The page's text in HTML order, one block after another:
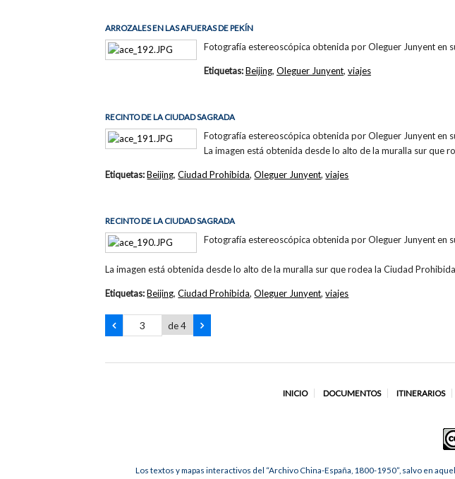
ARROZALES EN LAS AFUERAS DE PEKÍN
Fotografía estereoscópica obtenida por Oleguer Junyent en
Etiquetas:Beijing, Oleguer Junyent, viajes
RECINTO DE LA CIUDAD SAGRADA
Fotografía estereoscópica obtenida por Oleguer Junyent en
La imagen está obtenida desde lo alto de la muralla sur que
Etiquetas:Beijing,Ciudad Prohibida,Oleguer Junyent,viajes
RECINTO DE LA CIUDAD SAGRADA
Fotografía estereoscópica obtenida por Oleguer Junyent en
La imagen está obtenida desde lo alto de la muralla sur que rodea la Ciudad
Etiquetas:Beijing,Ciudad Prohibida,Oleguer Junyent,viajes
de 4
INICIO DOCUMENTOS ITINERARIOS
Los textos y mapas interactivos del “Archivo China-España, 1800-1950”, salvo en